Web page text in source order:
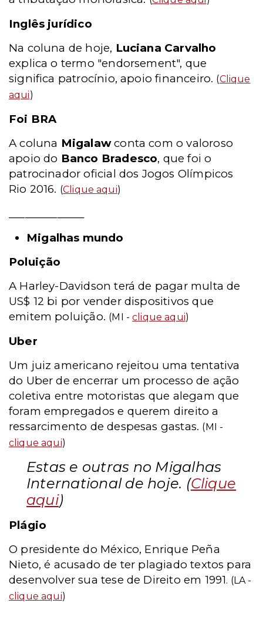
Inglês jurídico
Na coluna de hoje, Luciana Carvalho
explica o termo "endorsement", que
significa patrocínio, apoio financeiro. (Clique
aqui)
Foi BRA
A coluna Migalawconta com o valoroso
apoio do Banco Bradesco, que foi o
patrocinador oficial dos Jogos Olímpicos
Rio 2016. (Clique aqui)
Migalhas mundo
Poluição
A Harley-Davidson terá de pagar multa de
US$ 12 bi por vender dispositivos que
emitem poluição. (MI -clique aqui)
Uber
Um juiz americano rejeitou uma tentativa
do Uber de encerrar um processo de ação
coletiva entre motoristas que alegam que
foram empregados e querem direito a
ressarcimento de despesas gastas. (MI -
clique aqui)
Estas e outras no Migalhas
International de hoje. (Clique
aqui)
Plágio
O presidente do México, Enrique Peña
Nieto, é acusado de ter plagiado textos para
desenvolver sua tese de Direito em 1991. (LA -
clique aqui)